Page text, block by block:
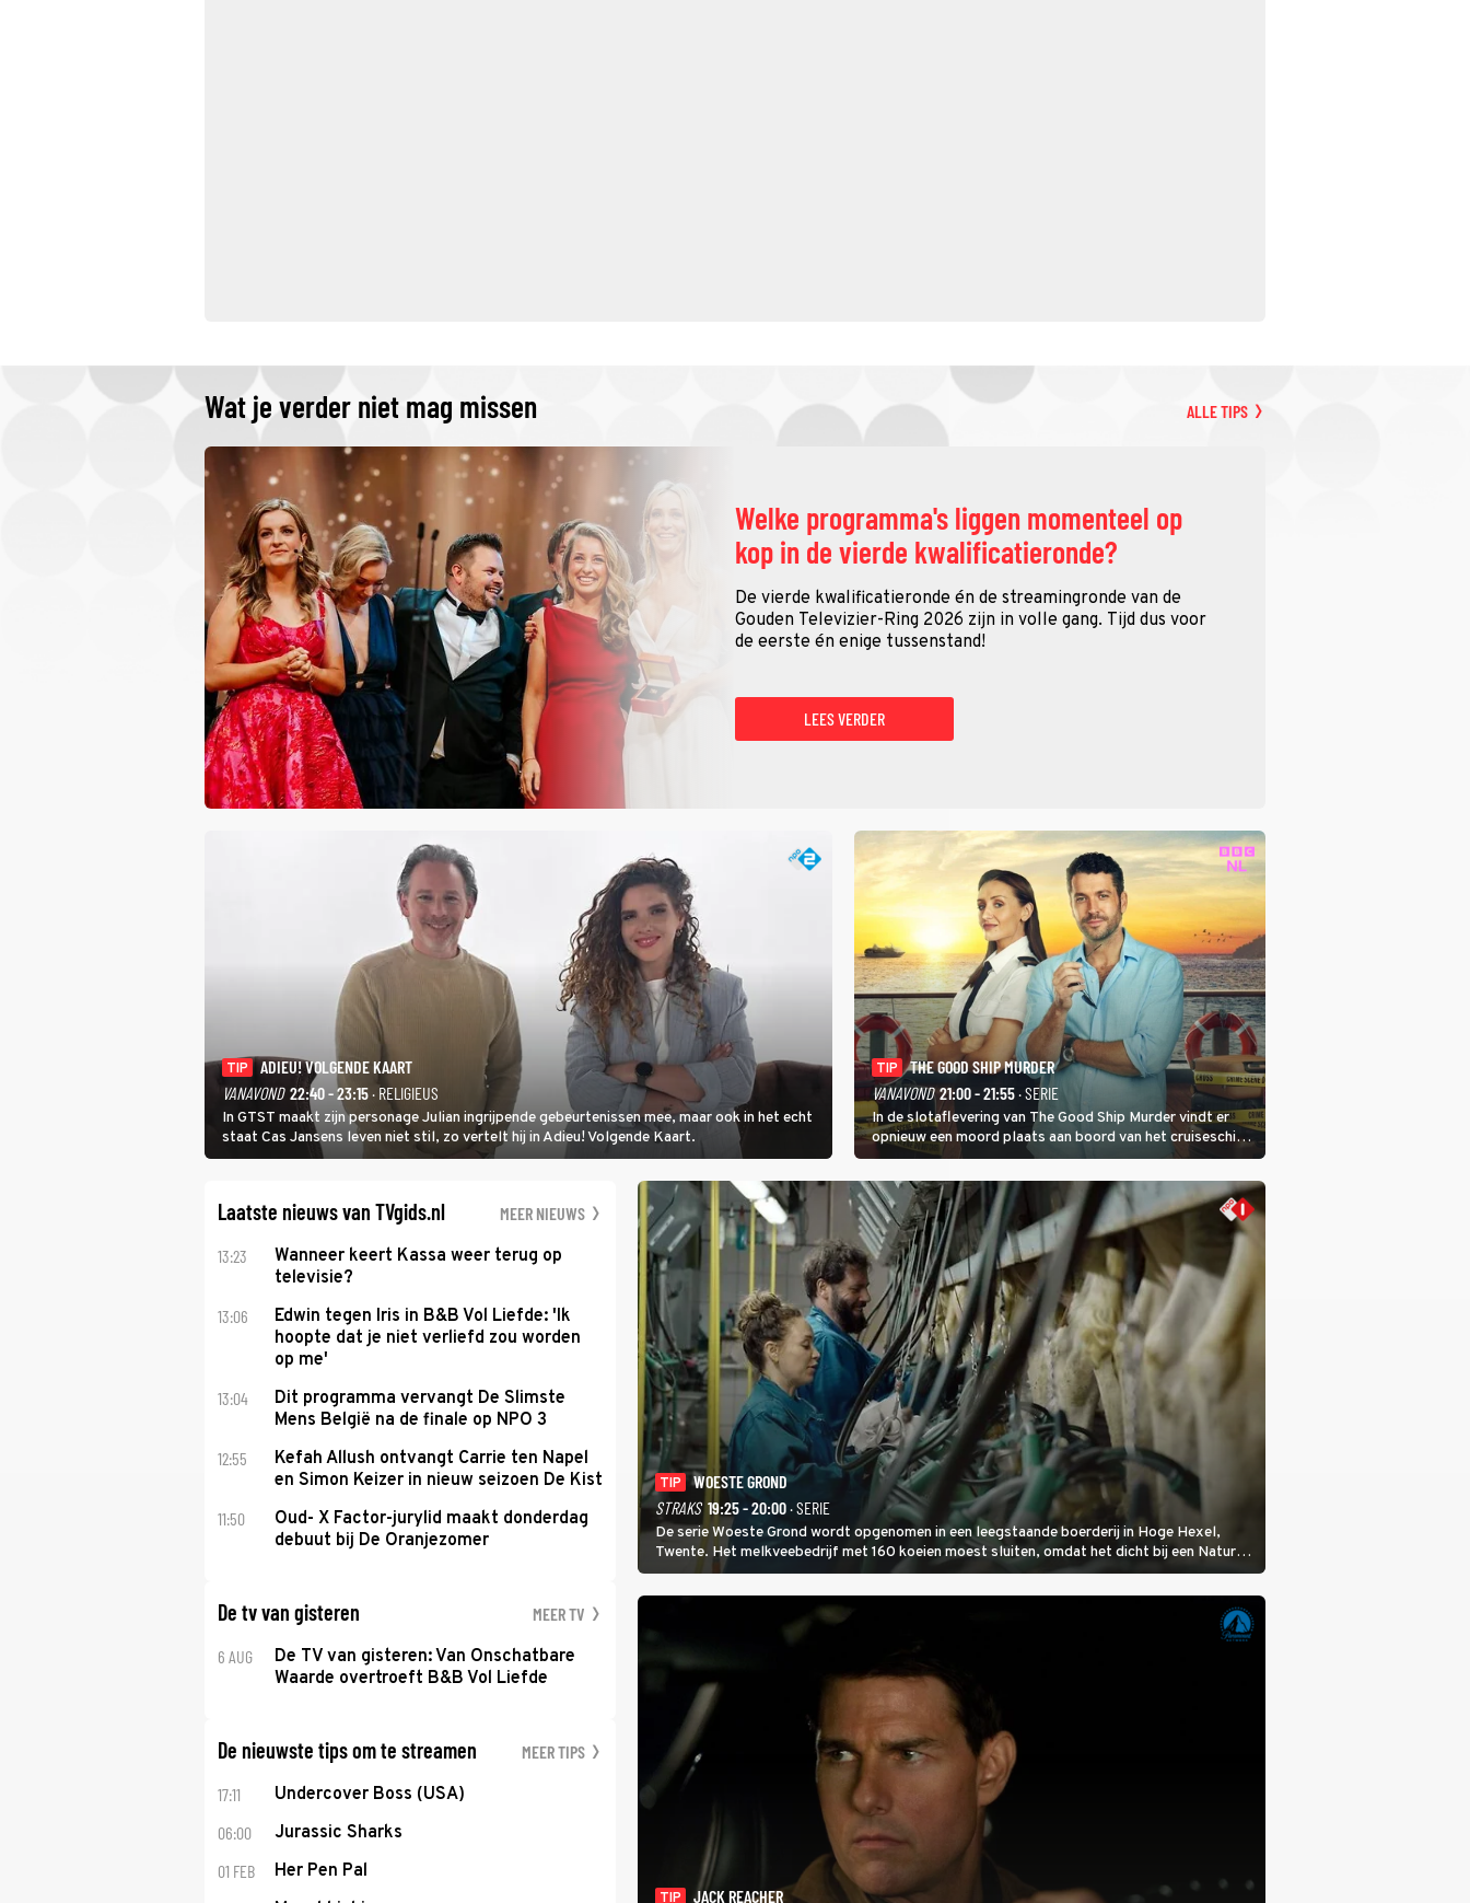
Wat je verder niet mag missen ALLE TIPS
Welke programma's liggen momenteel op
kop in de vierde kwalificatieronde?
De vierde kwalificatieronde én de streamingronde van de
Gouden Televizier-Ring 2026 zijn in volle gang. Tijd dus voor
de eerste én enige tussenstand!
LEES VERDER
TIP
ADIEU! VOLGENDE KAART
VANAVOND 22:40 - 23:15· RELIGIEUS
In GTST maakt zijn personage Julian ingrijpende gebeurtenissen mee, maar ook in het echt
staat Cas Jansens leven niet stil, zo vertelt hij in Adieu! Volgende Kaart.
TIP
THE GOOD SHIP MURDER
VANAVOND 21:00 - 21:55· SERIE
In de slotaflevering van The Good Ship Murder vindt er
opnieuw een moord plaats aan boord van het cruiseschip,
waarbij dit keer een bemanningslid het slachtoffer is en
kapitein Marlowe de dader lijkt te zijn.
Laatste nieuws van TVgids.nl MEER NIEUWS
13:23
Wanneer keert Kassa weer terug op
televisie?
13:06
Edwin tegen Iris in B&B Vol Liefde: 'Ik
hoopte dat je niet verliefd zou worden
op me'
13:04
Dit programma vervangt De Slimste
Mens België na de finale op NPO 3
12:55
Kefah Allush ontvangt Carrie ten Napel
en Simon Keizer in nieuw seizoen De Kist
11:50
Oud- X Factor-jurylid maakt donderdag
debuut bij De Oranjezomer
De tv van gisteren MEER TV
6 AUG
De TV van gisteren: Van Onschatbare
Waarde overtroeft B&B Vol Liefde
De nieuwste tips om te streamen MEER TIPS
17:11 Undercover Boss (USA)
06:00 Jurassic Sharks
01 FEB Her Pen Pal
TIP
WOESTE GROND
STRAKS 19:25 - 20:00· SERIE
De serie Woeste Grond wordt opgenomen in een leegstaande boerderij in Hoge Hexel,
Twente. Het melkveebedrijf met 160 koeien moest sluiten, omdat het dicht bij een Natura
2000-gebied ligt. In de serie heerst er een gevaarlijke veeziekte.
TIP JACK REACHER